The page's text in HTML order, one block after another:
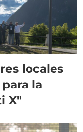
locales
la
X"